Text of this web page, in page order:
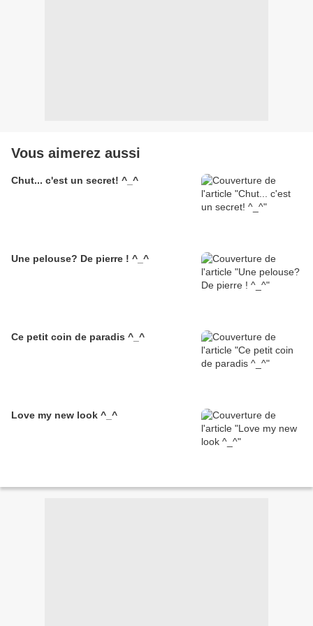
Vous aimerez aussi
Chut... c'est un secret! ^_^
Une pelouse? De pierre ! ^_^
Ce petit coin de paradis ^_^
Love my new look ^_^